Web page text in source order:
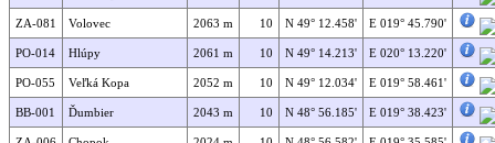
ZA-081 Volovec 2063 m 10 N 49° 12.458' E 019° 45.790'
PO-014 Hlúpy 2061 m 10 N 49° 14.213' E 020° 13.220'
PO-055 Veľká Kopa 2052 m 10 N 49° 12.034' E 019° 58.461'
BB-001 Ďumbier 2043 m 10 N 48° 56.185' E 019° 38.423'